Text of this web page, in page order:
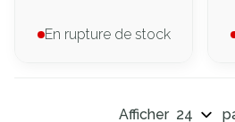
En rupture de stock
Afficher